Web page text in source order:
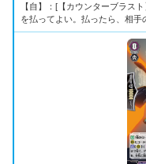
【自】：[【カウンターブラス
を払ってよい。払ったら、相手